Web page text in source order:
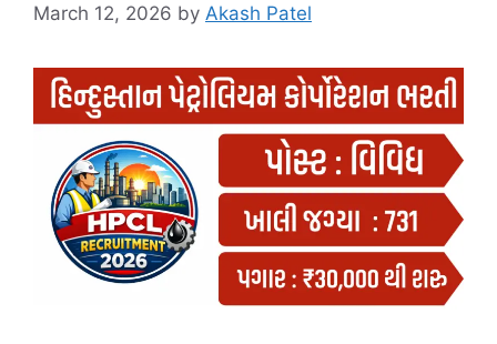
March 12, 2026 by Akash Patel